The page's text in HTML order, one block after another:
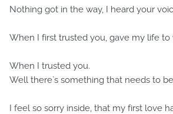
Nothing got in the way, I heard your
When I first trusted you, gave my life to
When I trusted you.
Well there`s something that needs to
I feel so sorry inside, that my first love